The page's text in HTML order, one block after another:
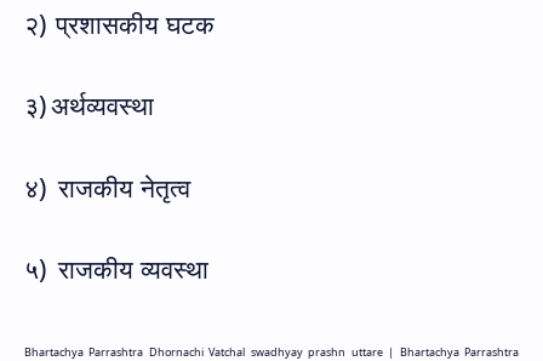
२) प्रशासकीय घटक
३)अर्थव्यवस्था
४) राजकीय नेतृत्व
५) राजकीय व्यवस्था
Bhartachya Parrashtra Dhornachi Vatchal swadhyay prashn uttare | Bhartachya Parrashtra